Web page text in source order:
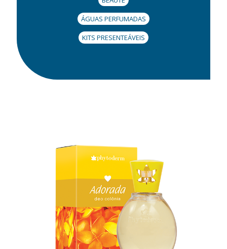
ÁGUAS PERFUMADAS
KITS PRESENTEÁVEIS